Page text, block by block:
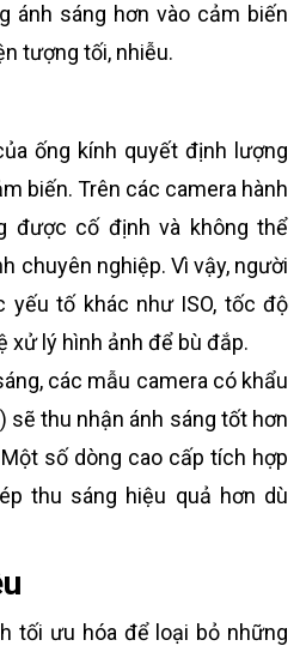
ánh sáng hơn vào cảm biến
tượng tối, nhiễu.
ống kính quyết định lượng
biến. Trên các camera hành
được cố định và không thể
chuyên nghiệp. Vì vậy, người
yếu tố khác như ISO, tốc độ
xử lý hình ảnh để bù đắp.
các mẫu camera có khẩu
sẽ thu nhận ánh sáng tốt hơn
số dòng cao cấp tích hợp
thu sáng hiệu quả hơn dù
tối ưu hóa để loại bỏ những